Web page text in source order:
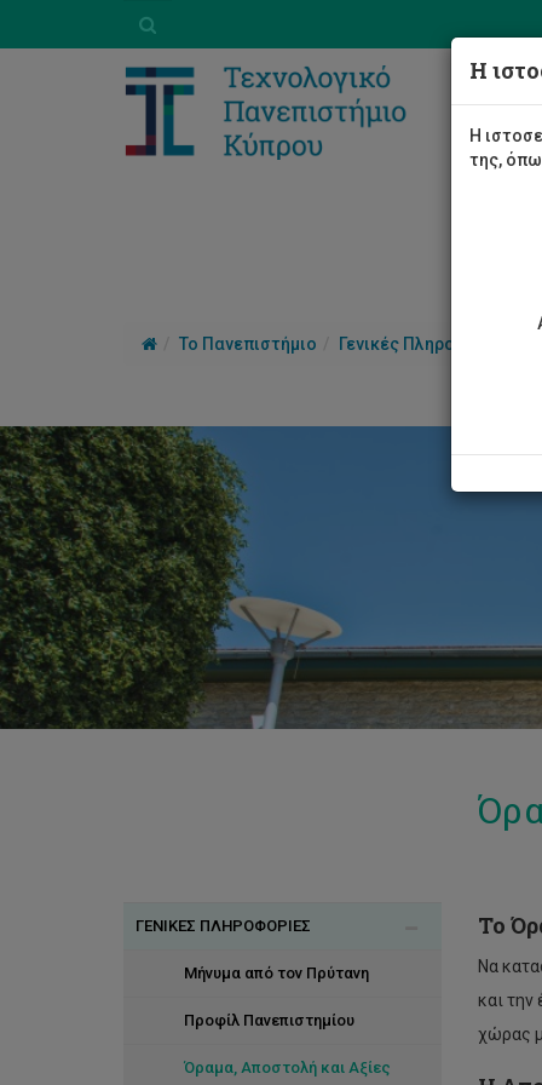
Το Πανεπιστήμιο Γενικές Πληροφορίες
ΓΕΝΙΚΕΣ ΠΛΗΡΟΦΟΡΙΕΣ
Μήνυμα από τον Πρύτανη
Προφίλ Πανεπιστημίου
Όραμα, Αποστολή και Αξίες
Το
Να
και την
χώρας
Η
Η
της,